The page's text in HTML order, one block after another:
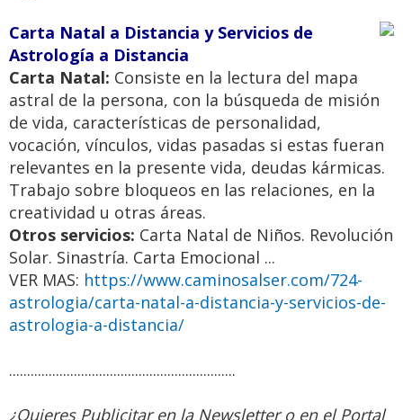
Carta Natal a Distancia y Servicios de
Astrología a Distancia
Carta Natal: Consiste en la lectura del mapa
astral de la persona, con la búsqueda de misión
de vida, características de personalidad,
vocación, vínculos, vidas pasadas si estas fueran
relevantes en la presente vida, deudas kármicas.
Trabajo sobre bloqueos en las relaciones, en la
creatividad u otras áreas.
Otros servicios: Carta Natal de Niños. Revolución
Solar. Sinastría. Carta Emocional ...
VER MAS: https://www.caminosalser.com/724-
astrologia/carta-natal-a-distancia-y-servicios-de-
astrologia-a-distancia/
...............................................................
¿Quieres Publicitar en la Newsletter o en el Portal